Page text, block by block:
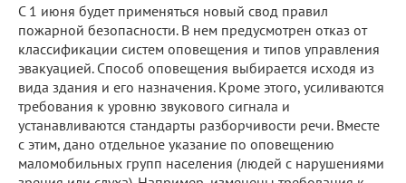
С 1 июня будет применяться новый свод правил
пожарной безопасности. В нем предусмотрен отказ от
классификации систем оповещения и типов управления
эвакуацией. Способ оповещения выбирается исходя из
вида здания и его назначения. Кроме этого, усиливаются
требования к уровню звукового сигнала и
устанавливаются стандарты разборчивости речи. Вместе
с этим, дано отдельное указание по оповещению
маломобильных групп населения (людей с нарушениями